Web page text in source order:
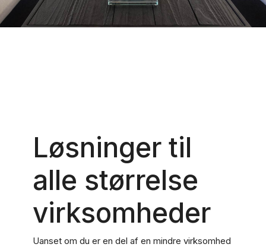
Løsninger til
alle størrelse
virksomheder
Uanset om du er en del af en mindre virksomhed